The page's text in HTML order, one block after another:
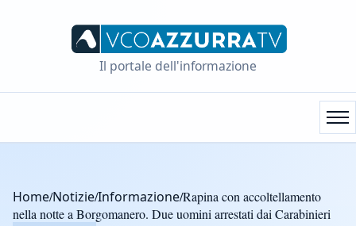
Il portale dell'informazione
Home/Notizie/Informazione/Rapina con accoltellamento
nella notte a Borgomanero. Due uomini arrestati dai Carabinieri